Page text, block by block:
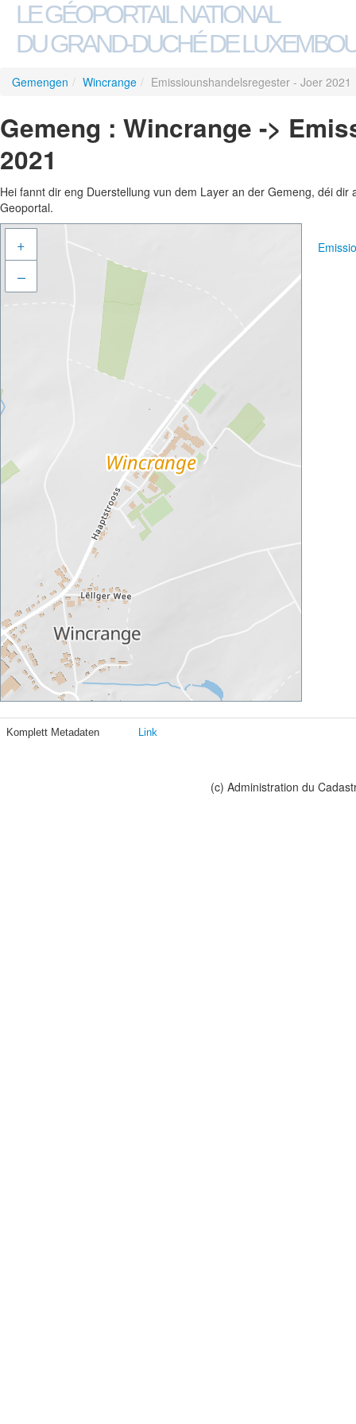
LE GÉOPORTAIL NATIONAL
DU GRAND-DUCHÉ DE
Gemengen / Wincrange / Emissiounshandelsregester - Joer 2021
Gemeng : Wincrange ->
2021
Hei fannt dir eng Duerstellung vun dem Layer an der Gemeng, déi
Geoportal.
+
–
Komplett Metadaten Link
(c) Administration du